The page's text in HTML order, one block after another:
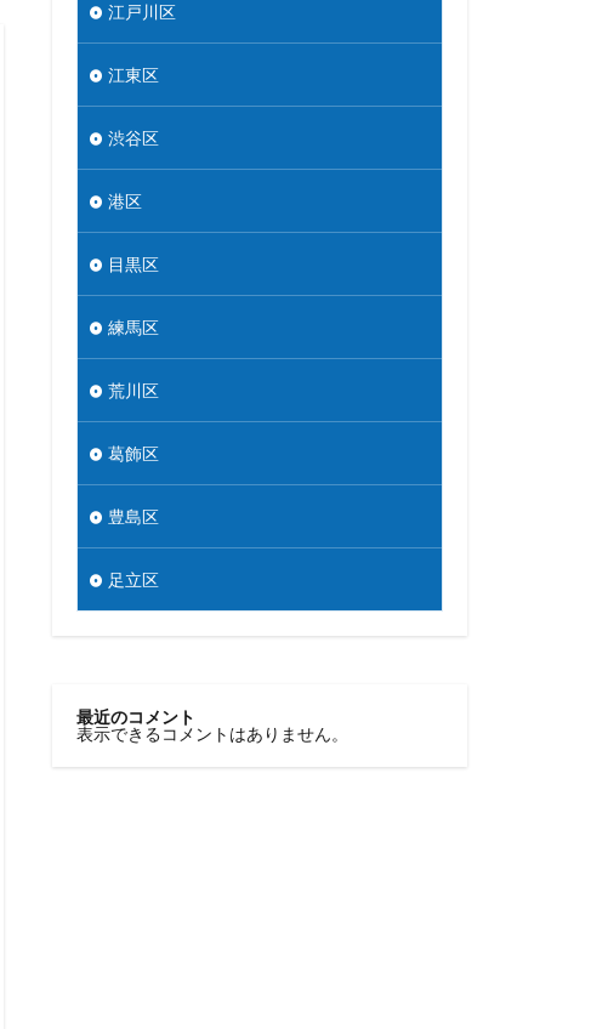
江戸川区
江東区
渋谷区
港区
目黒区
練馬区
荒川区
葛飾区
豊島区
足立区
最近のコメント
表示できるコメントはありません。